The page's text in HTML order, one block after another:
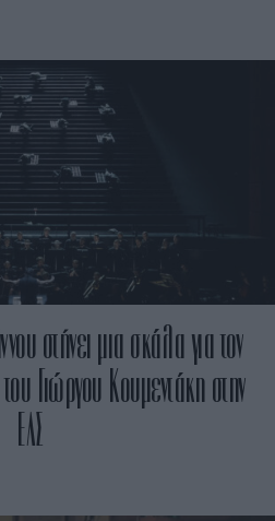
στήνει μια σκάλα για τον
Γιώργου Κουμεντάκη στην
ΕΛΣ